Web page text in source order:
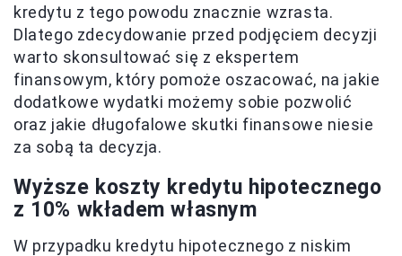
kredytu z tego powodu znacznie wzrasta.
Dlatego zdecydowanie przed podjęciem decyzji
warto skonsultować się z ekspertem
finansowym, który pomoże oszacować, na jakie
dodatkowe wydatki możemy sobie pozwolić
oraz jakie długofalowe skutki finansowe niesie
za sobą ta decyzja.
Wyższe koszty kredytu hipotecznego
z 10% wkładem własnym
W przypadku kredytu hipotecznego z niskim